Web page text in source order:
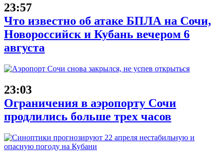
23:57
Что известно об атаке БПЛА на Сочи,
Новороссийск и Кубань вечером 6
августа
23:03
Ограничения в аэропорту Сочи
продлились больше трех часов